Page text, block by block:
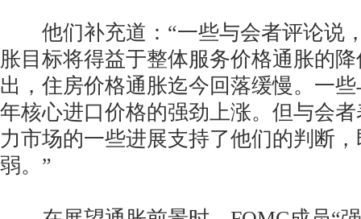
他们补充道：“一些与会者评论说
胀目标将得益于整体服务价格通胀的
出，住房价格通胀迄今回落缓慢。一
年核心进口价格的强劲上涨。但与会
力市场的一些进展支持了他们的判断
弱。”